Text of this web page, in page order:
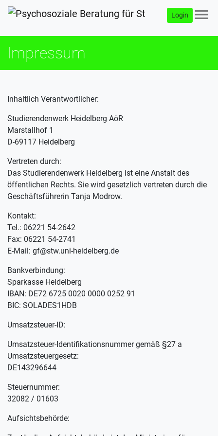
Login menu
Impressum
Inhaltlich Verantwortlicher:
Studierendenwerk Heidelberg AöR
Marstallhof 1
D-69117 Heidelberg
Vertreten durch:
Das Studierendenwerk Heidelberg ist eine Anstalt des
öffentlichen Rechts. Sie wird gesetzlich vertreten durch die
Geschäftsführerin Tanja Modrow.
Kontakt:
Tel.: 06221 54-2642
Fax: 06221 54-2741
E-Mail: gf@stw.uni-heidelberg.de
Bankverbindung:
Sparkasse Heidelberg
IBAN: DE72 6725 0020 0000 0252 91
BIC: SOLADES1HDB
Umsatzsteuer-ID:
Umsatzsteuer-Identifikationsnummer gemäß §27 a
Umsatzsteuergesetz:
DE143296644
Steuernummer:
32082 / 01603
Aufsichtsbehörde: